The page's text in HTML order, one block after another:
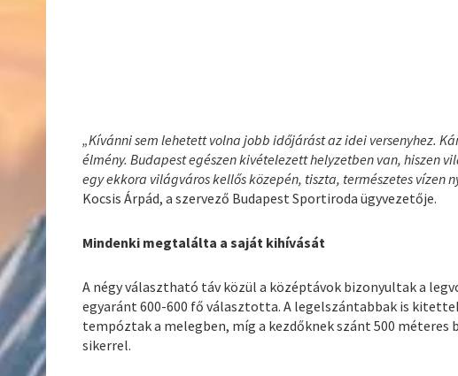
„Kívánni sem lehetett volna jobb időjárást az idei versenyhez.
élmény. Budapest egészen kivételezett helyzetben van, hiszen
egy ekkora világváros kellős közepén, tiszta, természetes vízen
Kocsis Árpád, a szervező Budapest Sportiroda ügyvezetője.
Mindenki megtalálta a saját kihívását
A négy választható táv közül a középtávok bizonyultak a
egyaránt 600-600 fő választotta. A legelszántabbak is
tempóztak a melegben, míg a kezdőknek szánt 500
sikerrel.